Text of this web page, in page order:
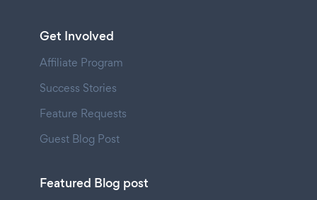
Get Involved
Affiliate Program
Success Stories
Feature Requests
Guest Blog Post
Featured Blog post